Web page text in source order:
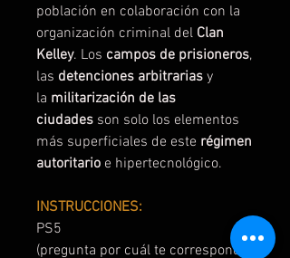
población en colaboración con la
organización criminal del Clan
Kelley. Los campos de prisioneros,
las detenciones arbitrarias y
la militarización de las
ciudades son solo los elementos
más superficiales de este régimen
autoritario e hipertecnológico.
INSTRUCCIONES:
PS5
(pregunta por cuál te corresponde